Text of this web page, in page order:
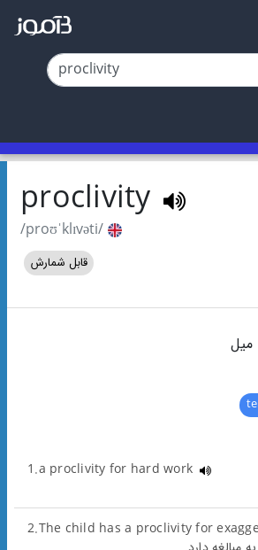
proclivity
/proʊˈklɪvəti/
قابل شمارش
میل
1.a proclivity for hard work
2.The child has a proclivity for